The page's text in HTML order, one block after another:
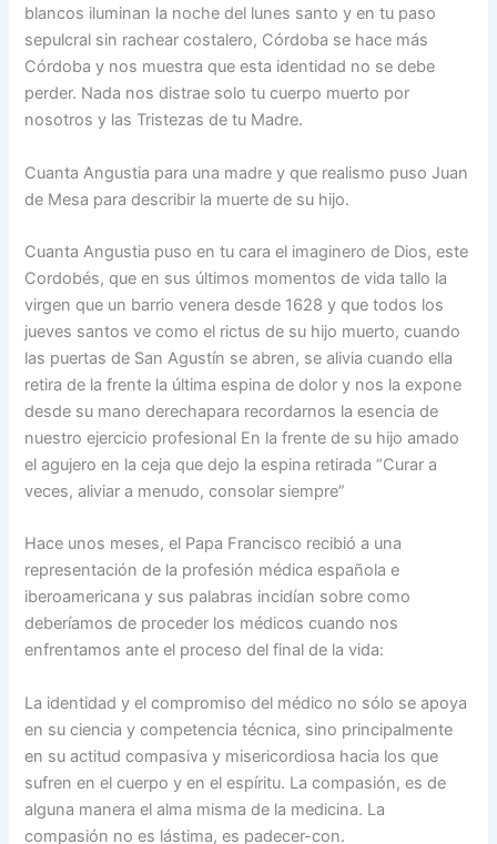
blancos iluminan la noche del lunes santo y en tu paso
sepulcral sin rachear costalero, Córdoba se hace más
Córdoba y nos muestra que esta identidad no se debe
perder. Nada nos distrae solo tu cuerpo muerto por
nosotros y las Tristezas de tu Madre.
Cuanta Angustia para una madre y que realismo puso Juan
de Mesa para describir la muerte de su hijo.
Cuanta Angustia puso en tu cara el imaginero de Dios, este
Cordobés, que en sus últimos momentos de vida tallo la
virgen que un barrio venera desde 1628 y que todos los
jueves santos ve como el rictus de su hijo muerto, cuando
las puertas de San Agustín se abren, se alivia cuando ella
retira de la frente la última espina de dolor y nos la expone
desde su mano derechapara recordarnos la esencia de
nuestro ejercicio profesional En la frente de su hijo amado
el agujero en la ceja que dejo la espina retirada “Curar a
veces, aliviar a menudo, consolar siempre”
Hace unos meses, el Papa Francisco recibió a una
representación de la profesión médica española e
iberoamericana y sus palabras incidían sobre como
deberíamos de proceder los médicos cuando nos
enfrentamos ante el proceso del final de la vida:
La identidad y el compromiso del médico no sólo se apoya
en su ciencia y competencia técnica, sino principalmente
en su actitud compasiva y misericordiosa hacia los que
sufren en el cuerpo y en el espíritu. La compasión, es de
alguna manera el alma misma de la medicina. La
compasión no es lástima, es padecer-con.